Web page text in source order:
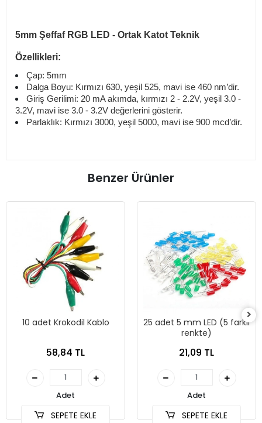
5mm Şeffaf RGB LED - Ortak Katot Teknik
Özellikleri:
Çap: 5mm
Dalga Boyu: Kırmızı 630, yeşil 525, mavi ise 460 nm’dir.
Giriş Gerilimi: 20 mA akımda, kırmızı 2 - 2.2V, yeşil 3.0 -
3.2V, mavi ise 3.0 - 3.2V değerlerini gösterir.
Parlaklık: Kırmızı 3000, yeşil 5000, mavi ise 900 mcd’dir.
Benzer Ürünler
10 adet Krokodil Kablo
58,84 TL
Adet
SEPETE EKLE
25 adet 5 mm LED (5 farklı
renkte)
21,09 TL
Adet
SEPETE EKLE